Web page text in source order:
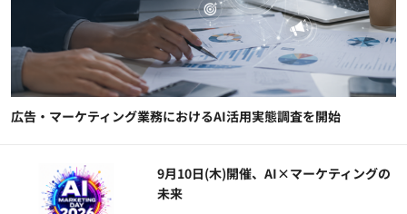
広告・マーケティング業務におけるAI活用実態調査を開始
9月10日(木)開催、AI×マーケティングの
未来